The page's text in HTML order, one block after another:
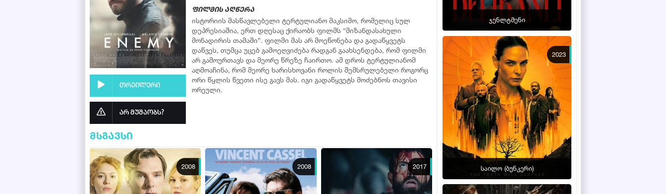
თრეილერი
არ მუშაობს?
ფილმის აღწერა
ისტორიის მასწავლებელი ტერტულიანო მაკსიმო, რომელიც სულ
დეპრესიაშია, ერთ დღესაც ქირაობს ფილმს “მიზანდასახული
მონადირის თამაში”. ფილმი მას არ მოეწონება და გადაწყვეტს
დაწვეს, თუმცა უცებ გამოეღვიძება რადგან გაახსენდება, რომ ფილმი
არ გამოურთავს და მეორე წრეზე ჩაირთო. ამ დროს ტერტულიანომ
აღმოაჩინა, რომ მეორე ხარისხოვანი როლის შემსრულებელი როგორც
ორი წყლის წვეთი ისე გავს მას. იგი გადაწყვეტს მოძებნოს თავისი
ორეული.
მსგავსი
2008 2008 2017
ჯენლტმენი
2023
საილო (ბუნკერი)